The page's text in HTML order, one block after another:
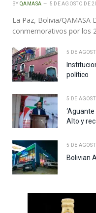
BY QAMASA 5 DE AGOSTO DE
La Paz, Bolivia/
conmemorativos por los
5 DE
político
5 DE
Alto y
5 DE
Bolivian